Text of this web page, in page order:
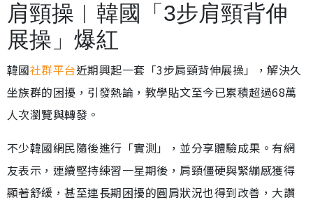
肩頸操︱韓國「3步肩頸背伸
展操」爆紅
韓國社群平台近期興起一套「3步肩頸背伸展操」，解決久
坐族群的困擾，引發熱論，教學貼文至今已累積超過68萬
人次瀏覽與轉發。
不少韓國網民隨後進行「實測」，並分享體驗成果。有網
友表示，連續堅持練習一星期後，肩頸僵硬與緊繃感獲得
顯著舒緩，甚至連長期困擾的圓肩狀況也得到改善，大讚